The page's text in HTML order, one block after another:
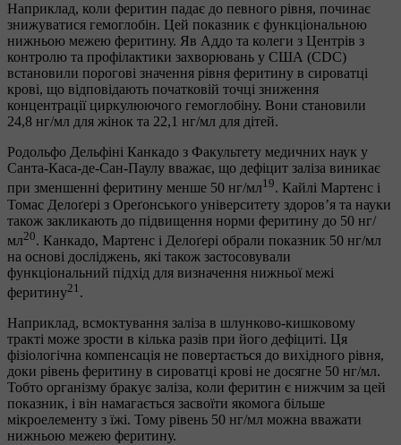
Наприклад, коли феритин падає до певного рівня, починає
знижуватися гемоглобін. Цей показник є функціональною
нижньою межею феритину. Яв Аддо та колеги з Центрів з
контролю та профілактики захворювань у США (CDC)
встановили порогові значення рівня феритину в сироватці
крові, що відповідають початковій точці зниження
концентрації циркулюючого гемоглобіну. Вони становили
24,8 нг/мл для жінок та 22,1 нг/мл для дітей.
Родольфо Дельфіні Канкадо з Факультету медичних наук у
Санта-Каса-де-Сан-Паулу вважає, що дефіцит заліза виникає
при зменшенні феритину менше 50 нг/мл19. Кайлі Мартенс і
Томас Делоґері з Ореґонського університету здоров’я та науки
також закликають до підвищення норми феритину до 50 нг/
мл20. Канкадо, Мартенс і Делоґері обрали показник 50 нг/мл
на основі досліджень, які також застосовували
функціональний підхід для визначення нижньої межі
феритину21.
Наприклад, всмоктування заліза в шлунково-кишковому
тракті може зрости в кілька разів при його дефіциті. Ця
фізіологічна компенсація не повертається до вихідного рівня,
доки рівень феритину в сироватці крові не досягне 50 нг/мл.
Тобто організму бракує заліза, коли феритин є нижчим за цей
показник, і він намагається засвоїти якомога більше
мікроелементу з їжі. Тому рівень 50 нг/мл можна вважати
нижньою межею феритину.